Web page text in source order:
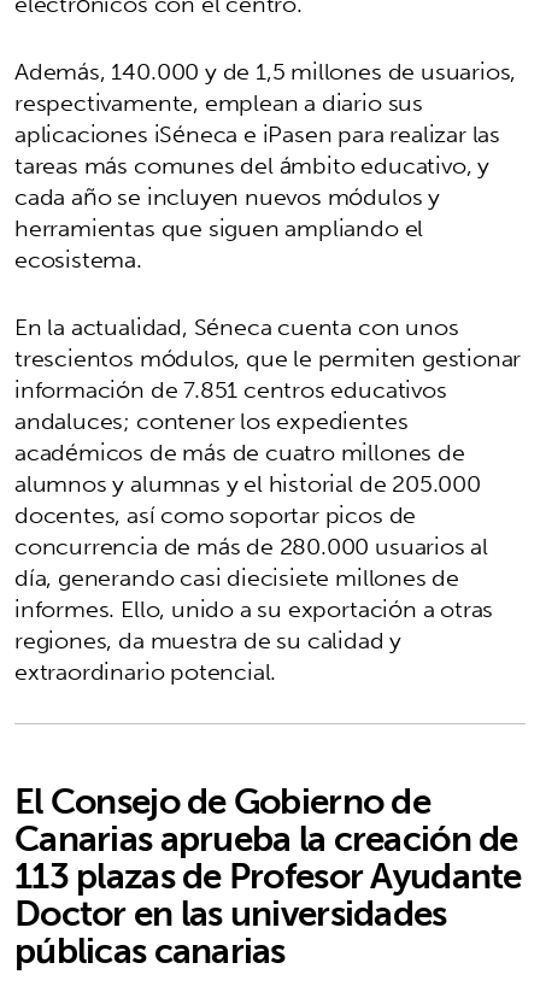
Además, 140.000 y de 1,5 millones de usuarios,
respectivamente, emplean a diario sus
aplicaciones iSéneca e iPasen para realizar las
tareas más comunes del ámbito educativo, y
cada año se incluyen nuevos módulos y
herramientas que siguen ampliando el
ecosistema.
En la actualidad, Séneca cuenta con unos
trescientos módulos, que le permiten gestionar
información de 7.851 centros educativos
andaluces; contener los expedientes
académicos de más de cuatro millones de
alumnos y alumnas y el historial de 205.000
docentes, así como soportar picos de
concurrencia de más de 280.000 usuarios al
día, generando casi diecisiete millones de
informes. Ello, unido a su exportación a otras
regiones, da muestra de su calidad y
extraordinario potencial.
El Consejo de Gobierno de
Canarias aprueba la creación de
113 plazas de Profesor Ayudante
Doctor en las universidades
públicas canarias